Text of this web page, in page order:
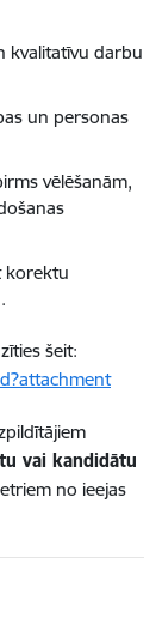
kvalitatīvu darbu
un personas
vēlēšanām,
korektu
šeit:
vai kandidātu
no ieejas